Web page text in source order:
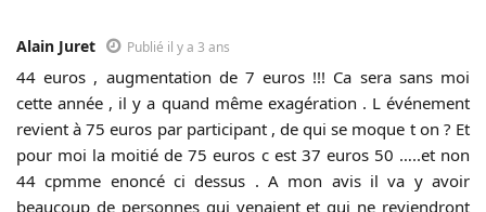
Alain Juret Publié il y a 3 ans
44 euros , augmentation de 7 euros !!! Ca sera sans moi
cette année , il y a quand même exagération . L événement
revient à 75 euros par participant , de qui se moque t on ? Et
pour moi la moitié de 75 euros c est 37 euros 50 …..et non
44 cpmme enoncé ci dessus . A mon avis il va y avoir
beaucoup de personnes qui venaient et qui ne reviendront